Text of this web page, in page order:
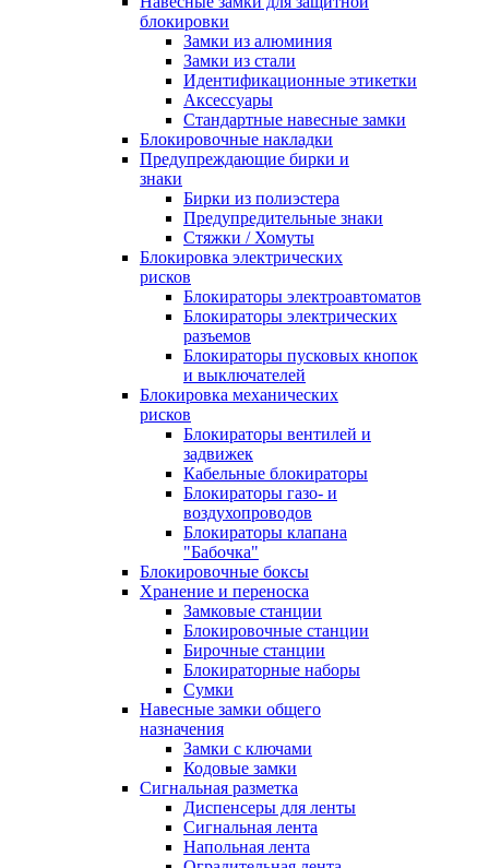
блокировки
Замки из алюминия
Замки из стали
Идентификационные этикетки
Аксессуары
Стандартные навесные замки
Блокировочные накладки
Предупреждающие бирки и
знаки
Бирки из полиэстера
Предупредительные знаки
Стяжки / Хомуты
Блокировка электрических
рисков
Блокираторы электроавтоматов
Блокираторы электрических
разъемов
Блокираторы пусковых кнопок
и выключателей
Блокировка механических
рисков
Блокираторы вентилей и
задвижек
Кабельные блокираторы
Блокираторы газо- и
воздухопроводов
Блокираторы клапана
"Бабочка"
Блокировочные боксы
Хранение и переноска
Замковые станции
Блокировочные станции
Бирочные станции
Блокираторные наборы
Сумки
Навесные замки общего
назначения
Замки с ключами
Кодовые замки
Сигнальная разметка
Диспенсеры для ленты
Сигнальная лента
Напольная лента